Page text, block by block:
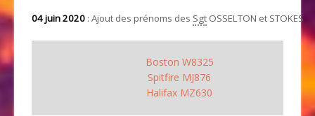
04 juin 2020 : Ajout des prénoms des Sgt OSSELTON et STOKES
Boston W8325
Spitfire MJ876
Halifax MZ630